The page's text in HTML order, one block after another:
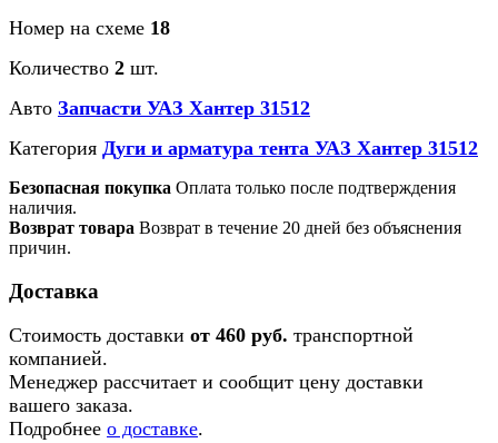
Номер на схеме 18
Количество 2 шт.
Авто Запчасти УАЗ Хантер 31512
Категория Дуги и арматура тента УАЗ Хантер 31512
Безопасная покупка Оплата только после подтверждения
наличия.
Возврат товара Возврат в течение 20 дней без объяснения
причин.
Доставка
Стоимость доставки от 460 руб. транспортной
компанией.
Менеджер рассчитает и сообщит цену доставки
вашего заказа.
Подробнее о доставке.